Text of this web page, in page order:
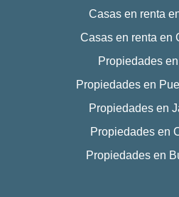
Casas en renta
Casas en renta en
Propiedades
Propiedades en
Propiedades en
Propiedades en
Propiedades en